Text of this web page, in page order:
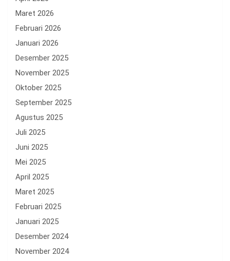
Maret 2026
Februari 2026
Januari 2026
Desember 2025
November 2025
Oktober 2025
September 2025
Agustus 2025
Juli 2025
Juni 2025
Mei 2025
April 2025
Maret 2025
Februari 2025
Januari 2025
Desember 2024
November 2024